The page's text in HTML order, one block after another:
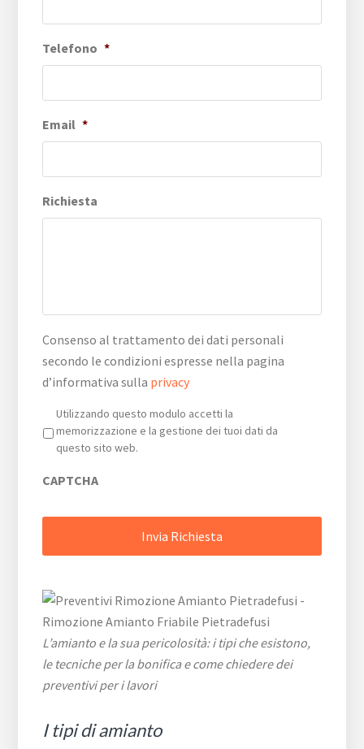
Telefono *
Email *
Richiesta
Consenso al trattamento dei dati personali
secondo le condizioni espresse nella pagina
d’informativa sulla privacy
Privacy *
Utilizzando questo modulo accetti la
memorizzazione e la gestione dei tuoi dati da
questo sito web.
CAPTCHA
L’amianto e la sua pericolosità: i tipi che esistono,
le tecniche per la bonifica e come chiedere dei
preventivi per i lavori
I tipi di amianto